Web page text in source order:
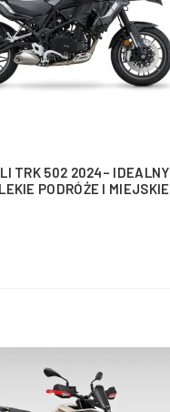
TRK 502 2024– IDEALNY
PODRÓŻE I MIEJSKIE